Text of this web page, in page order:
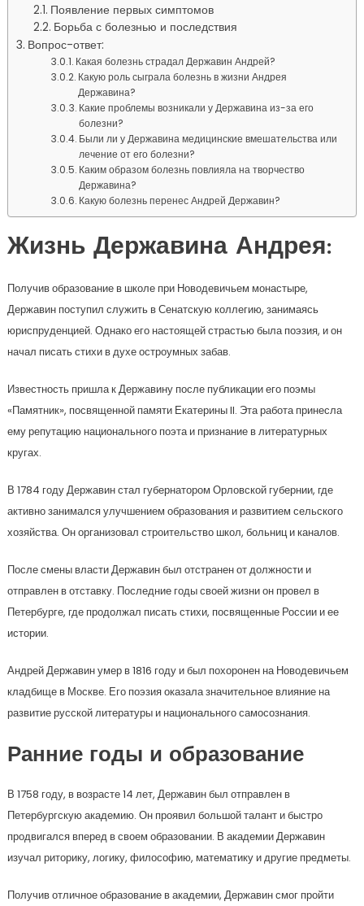
Появление первых симптомов
Борьба с болезнью и последствия
Вопрос-ответ:
Какая болезнь страдал Державин Андрей?
Какую роль сыграла болезнь в жизни Андрея
Державина?
Какие проблемы возникали у Державина из-за его
болезни?
Были ли у Державина медицинские вмешательства или
лечение от его болезни?
Каким образом болезнь повлияла на творчество
Державина?
Какую болезнь перенес Андрей Державин?
Жизнь Державина Андрея:
Получив образование в школе при Новодевичьем монастыре,
Державин поступил служить в Сенатскую коллегию, занимаясь
юриспруденцией. Однако его настоящей страстью была поэзия, и он
начал писать стихи в духе остроумных забав.
Известность пришла к Державину после публикации его поэмы
«Памятник», посвященной памяти Екатерины II. Эта работа принесла
ему репутацию национального поэта и признание в литературных
кругах.
В 1784 году Державин стал губернатором Орловской губернии, где
активно занимался улучшением образования и развитием сельского
хозяйства. Он организовал строительство школ, больниц и каналов.
После смены власти Державин был отстранен от должности и
отправлен в отставку. Последние годы своей жизни он провел в
Петербурге, где продолжал писать стихи, посвященные России и ее
истории.
Андрей Державин умер в 1816 году и был похоронен на Новодевичьем
кладбище в Москве. Его поэзия оказала значительное влияние на
развитие русской литературы и национального самосознания.
Ранние годы и образование
В 1758 году, в возрасте 14 лет, Державин был отправлен в
Петербургскую академию. Он проявил большой талант и быстро
продвигался вперед в своем образовании. В академии Державин
изучал риторику, логику, философию, математику и другие предметы.
Получив отличное образование в академии, Державин смог пройти